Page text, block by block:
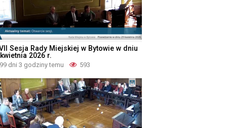
Sesja Rady Miejskiej w Bytowie w dniu
2026 r.
99 dni 3 godziny temu 593